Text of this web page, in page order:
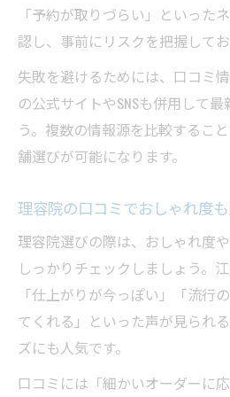
口コミ活用で理容院選
理容院の評判と体験談
ク
安心できる理容院選び
「予約が取りづらい」といった
認し、事前にリスクを把握してお
失敗を避けるためには、口コミ
の公式サイトやSNSも併用して
う。複数の情報源を比較するこ
舗選びが可能になります。
理容院の口コミでおしゃれ度
理容院選びの際は、おしゃれ度
しっかりチェックしましょう。
「仕上がりが今っぽい」「流行
てくれる」といった声が見られ
ズにも人気です。
口コミには「細かいオーダーに